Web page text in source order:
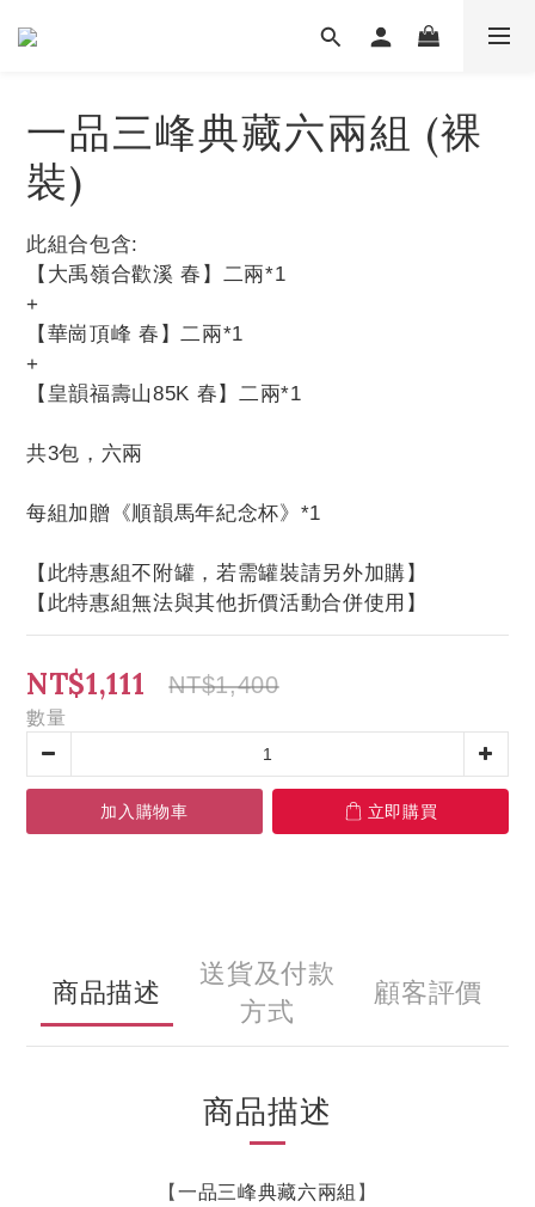
一品三峰典藏六兩組 (裸
裝)
此組合包含:
【大禹嶺合歡溪 春】二兩*1
+
【華崗頂峰 春】二兩*1
+
【皇韻福壽山85K 春】二兩*1
共3包，六兩
每組加贈《順韻馬年紀念杯》*1
【此特惠組不附罐，若需罐裝請另外加購】
【此特惠組無法與其他折價活動合併使用】
NT$1,111 NT$1,400
數量
加入購物車 立即購買
商品描述
送貨及付款
方式
顧客評價
商品描述
【 一品三峰典藏六兩組 】